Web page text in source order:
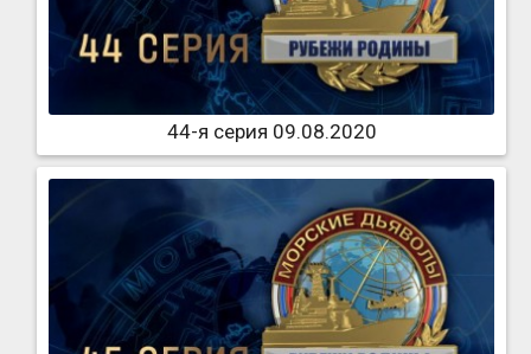
44-я серия 09.08.2020